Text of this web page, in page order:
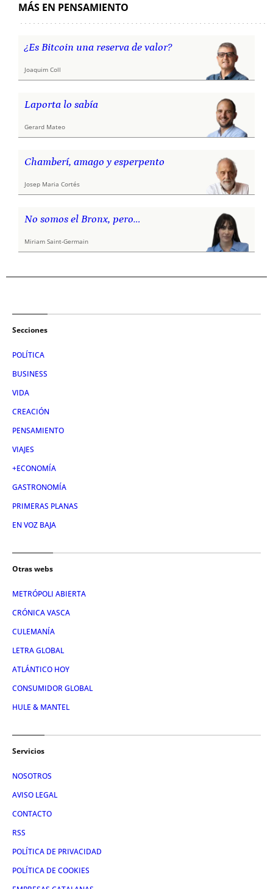
MÁS EN PENSAMIENTO
¿Es Bitcoin una reserva de valor?
Joaquim Coll
Laporta lo sabía
Gerard Mateo
Chamberí, amago y esperpento
Josep Maria Cortés
No somos el Bronx, pero…
Miriam Saint-Germain
Secciones
POLÍTICA
BUSINESS
VIDA
CREACIÓN
PENSAMIENTO
VIAJES
+ECONOMÍA
GASTRONOMÍA
PRIMERAS PLANAS
EN VOZ BAJA
Otras webs
METRÓPOLI ABIERTA
CRÓNICA VASCA
CULEMANÍA
LETRA GLOBAL
ATLÁNTICO HOY
CONSUMIDOR GLOBAL
HULE & MANTEL
Servicios
NOSOTROS
AVISO LEGAL
CONTACTO
RSS
POLÍTICA DE PRIVACIDAD
POLÍTICA DE COOKIES